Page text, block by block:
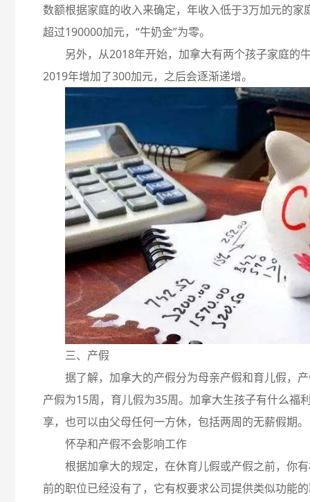
数额根据家庭的收入来确定，年收入低于3万加元的家
超过190000加元，“牛奶金”为零。
另外，从2018年开始，加拿大有两个孩子家庭的
2019年增加了300加元，之后会逐渐递增。
三、产假
据了解，加拿大的产假分为母亲产假和育儿假，
产假为15周，育儿假为35周。加拿大生孩子有什么福
享，也可以由父母任何一方休，包括两周的无薪假期。
怀孕和产假不会影响工作
根据加拿大的规定，在休育儿假或产假之前，你
前的职位已经没有了，它有权要求公司提供类似功能